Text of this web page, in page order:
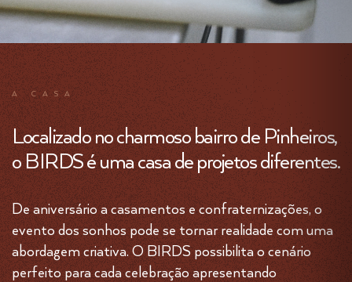
A CASA
Localizado no charmoso bairro de Pinheiros,
o BIRDS é uma casa de projetos diferentes.
De aniversário a casamentos e confraternizações, o
evento dos sonhos pode se tornar realidade com uma
abordagem criativa. O BIRDS possibilita o cenário
perfeito para cada celebração apresentando